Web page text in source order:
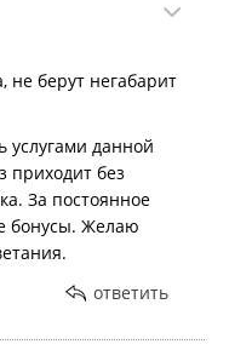
не берут негабарит
услугами данной
приходит без
За постоянное
бонусы. Желаю
ответить